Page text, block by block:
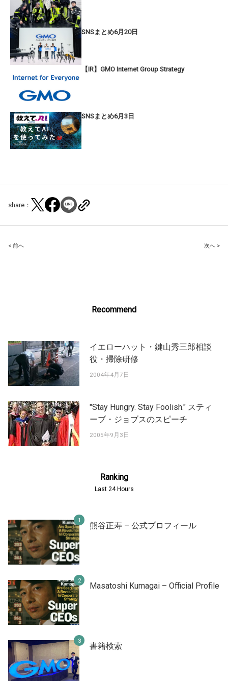
SNSまとめ6月20日
【IR】GMO Internet Group Strategy
SNSまとめ6月3日
share：
Post
< 前へ 次へ >
Recommend
イエローハット・鍵山秀三郎相談
役・掃除研修
2004年4月7日
"Stay Hungry. Stay Foolish." スティ
ーブ・ジョブスのスピーチ
2005年9月3日
Ranking
Last 24 Hours
熊谷正寿 – 公式プロフィール
Masatoshi Kumagai – Official Profile
書籍検索